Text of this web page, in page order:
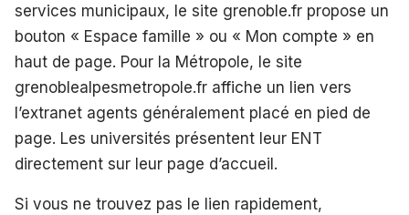
services municipaux, le site grenoble.fr propose un
bouton « Espace famille » ou « Mon compte » en
haut de page. Pour la Métropole, le site
grenoblealpesmetropole.fr affiche un lien vers
l’extranet agents généralement placé en pied de
page. Les universités présentent leur ENT
directement sur leur page d’accueil.
Si vous ne trouvez pas le lien rapidement,